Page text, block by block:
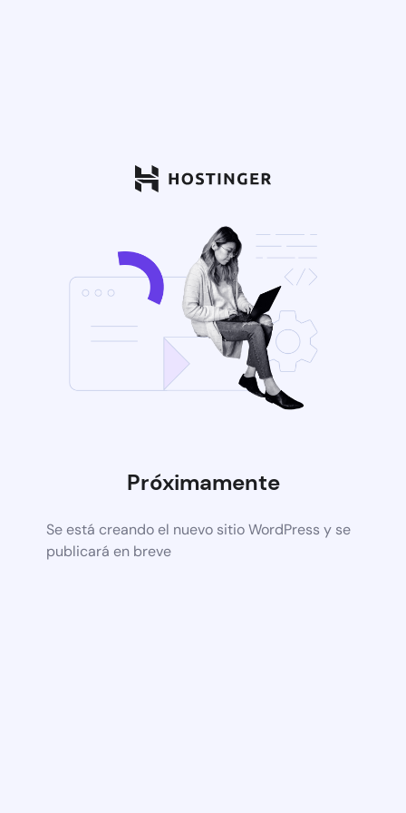
Próximamente
Se está creando el nuevo sitio WordPress y se
publicará en breve